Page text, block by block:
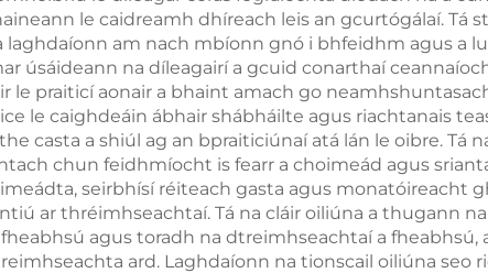
le
meáchan
cliniciúil
gan
le caidreamh dhíreach leis an gcurtógálaí. Tá
am nach mbíonn gnó i bhfeidhm agus a
úsáideann na díleagairí a gcuid conarthaí
le praiticí aonair a bhaint amach go
le caighdeáin ábhair shábháilte agus riachtanais
casta a shiúl ag an bpraiticiúnaí atá lán le oibre. Tá
chun feidhmíocht is fearr a choimeád agus
seirbhísí réiteach gasta agus monatóireacht
ar thréimhseachtaí. Tá na cláir oiliúna a thugann
agus toradh na dtreimhseachtaí a fheabhsú,
ard. Laghdaíonn na tionscail oiliúna seo